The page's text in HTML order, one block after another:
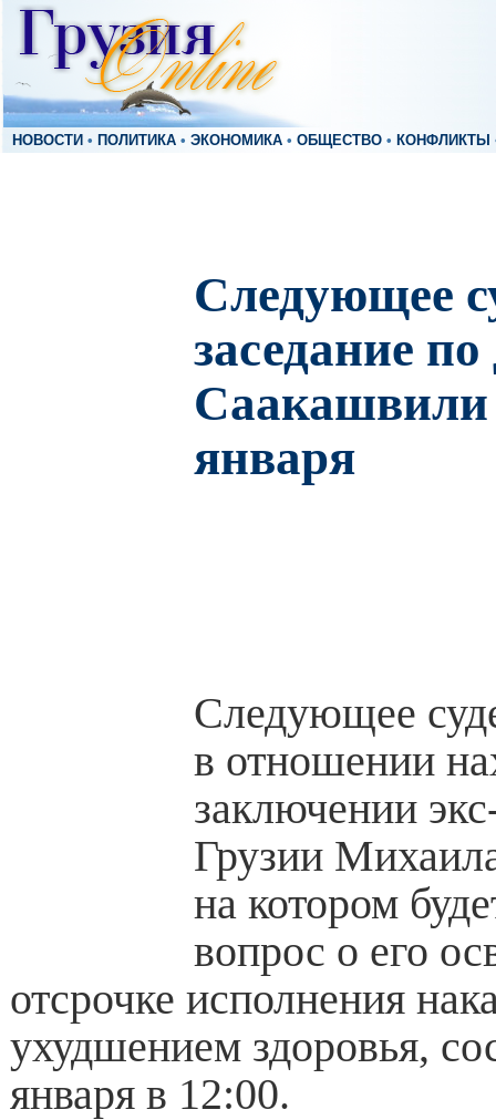
НОВОСТИ • ПОЛИТИКА • ЭКОНОМИКА • ОБЩЕСТВО • КОНФЛИКТЫ
Следующее
заседание по
Саакашвили
января
Следующее
в отношении
заключении
Грузии
на котором
вопрос о его
отсрочке исполнения
ухудшением здоровья,
января в 12:00.